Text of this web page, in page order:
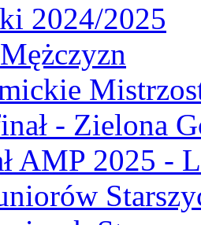
2024/2025
- Zielona
AMP 2025 -